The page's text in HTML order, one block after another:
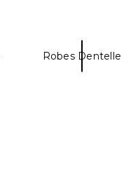
Robes Dentelle